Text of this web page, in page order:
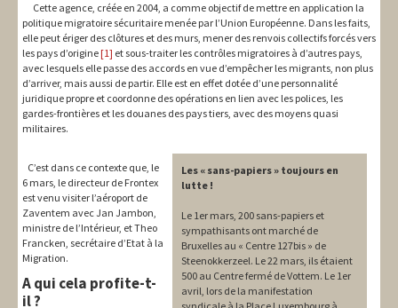
Cette agence, créée en 2004, a comme objectif de mettre en application la
politique migratoire sécuritaire menée par l’Union Européenne. Dans les faits,
elle peut ériger des clôtures et des murs, mener des renvois collectifs forcés vers
les pays d’origine [1] et sous-traiter les contrôles migratoires à d’autres pays,
avec lesquels elle passe des accords en vue d’empêcher les migrants, non plus
d’arriver, mais aussi de partir. Elle est en effet dotée d’une personnalité
juridique propre et coordonne des opérations en lien avec les polices, les
gardes-frontières et les douanes des pays tiers, avec des moyens quasi
militaires.
Les « sans-papiers » toujours en
lutte !
Le 1er mars, 200 sans-papiers et
sympathisants ont marché de
Bruxelles au « Centre 127bis » de
Steenokkerzeel. Le 22 mars, ils étaient
500 au Centre fermé de Vottem. Le 1er
avril, lors de la manifestation
C’est dans ce contexte que, le
6 mars, le directeur de Frontex
est venu visiter l’aéroport de
Zaventem avec Jan Jambon,
ministre de l’Intérieur, et Theo
Francken, secrétaire d’Etat à la
Migration.
A qui cela profite-t-
il ?